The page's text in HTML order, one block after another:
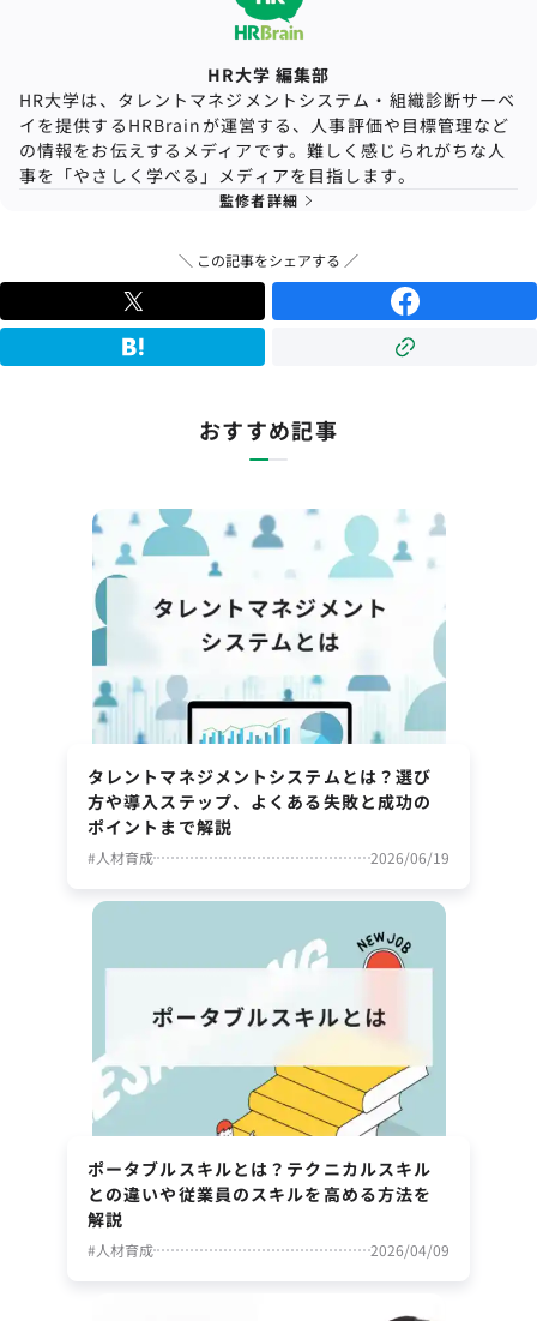
HR大学 編集部
HR大学は、タレントマネジメントシステム・組織診断サーベ
イを提供するHRBrainが運営する、人事評価や目標管理など
の情報をお伝えするメディアです。難しく感じられがちな人
事を「やさしく学べる」メディアを目指します。
監修者詳細
＼ この記事をシェアする ／
おすすめ記事
タレントマネジメントシステムとは？選び
方や導入ステップ、よくある失敗と成功の
ポイントまで解説
#人材育成 2026/06/19
ポータブルスキルとは？テクニカルスキル
との違いや従業員のスキルを高める方法を
解説
#人材育成 2026/04/09